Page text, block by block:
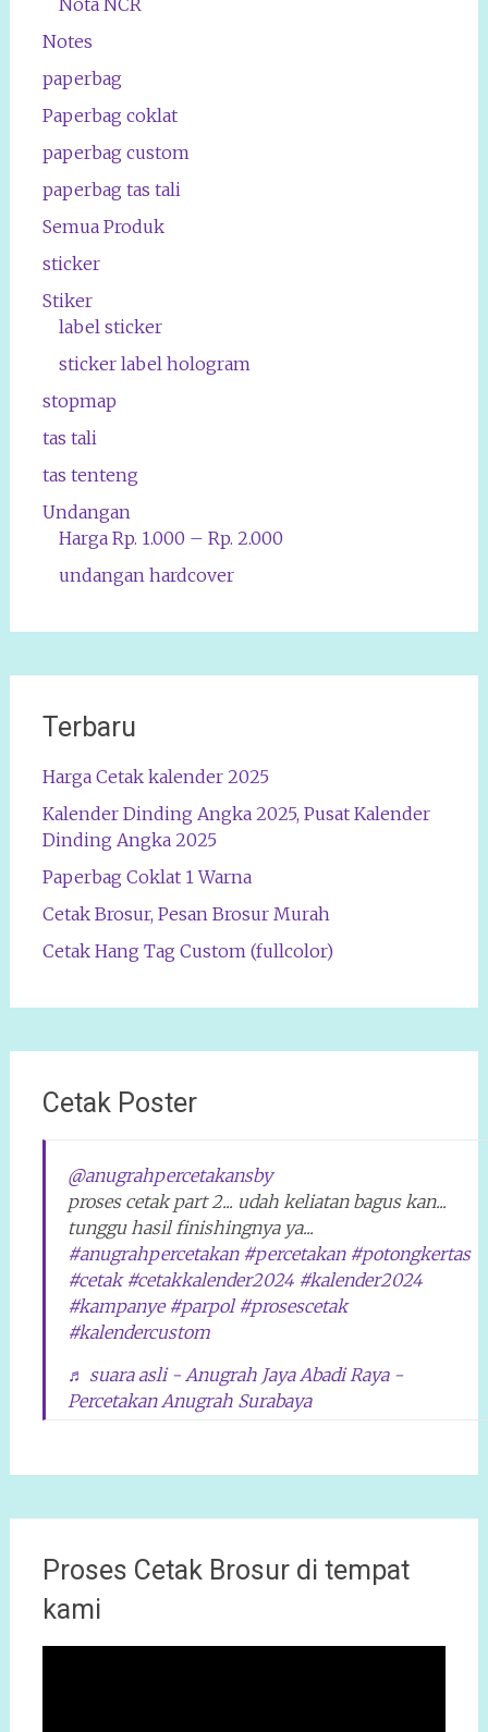
Nota NCR
Notes
paperbag
Paperbag coklat
paperbag custom
paperbag tas tali
Semua Produk
sticker
Stiker
label sticker
sticker label hologram
stopmap
tas tali
tas tenteng
Undangan
Harga Rp. 1.000 – Rp. 2.000
undangan hardcover
Terbaru
Harga Cetak kalender 2025
Kalender Dinding Angka 2025, Pusat Kalender
Dinding Angka 2025
Paperbag Coklat 1 Warna
Cetak Brosur, Pesan Brosur Murah
Cetak Hang Tag Custom (fullcolor)
Cetak Poster
@anugrahpercetakansby
proses cetak part 2... udah keliatan bagus kan...
tunggu hasil finishingnya ya...
#anugrahpercetakan #percetakan #potongkertas
#cetak #cetakkalender2024 #kalender2024
#kampanye #parpol #prosescetak
#kalendercustom
♬ suara asli - Anugrah Jaya Abadi Raya -
Percetakan Anugrah Surabaya
Proses Cetak Brosur di tempat
kami